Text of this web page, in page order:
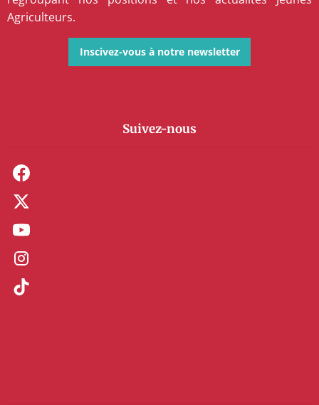
Agriculteurs.
Inscivez-vous à notre newsletter
Suivez-nous